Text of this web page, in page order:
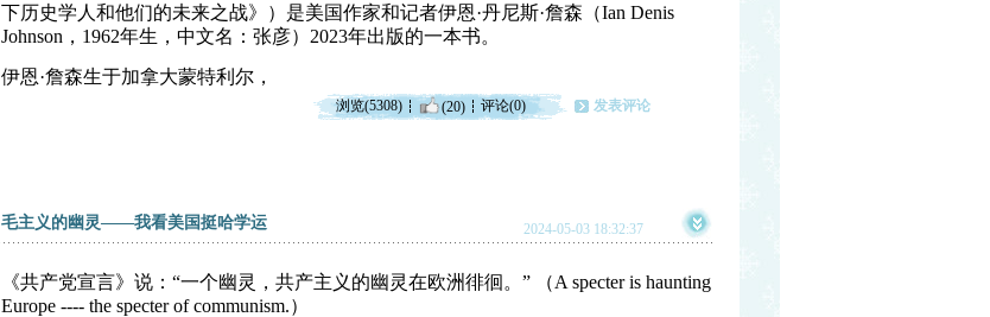
下历史学人和他们的未来之战》）是美国作家和记者伊恩·丹尼斯·詹森（Ian Denis
Johnson，1962年生，中文名：张彦）2023年出版的一本书。
伊恩·詹森生于加拿大蒙特利尔，
浏览(5308) (20) 评论(0) 发表评论
毛主义的幽灵——我看美国挺哈学运 2024-05-03 18:32:37
《共产党宣言》说：“一个幽灵，共产主义的幽灵在欧洲徘徊。” （A specter is haunting
Europe ---- the specter of communism.）